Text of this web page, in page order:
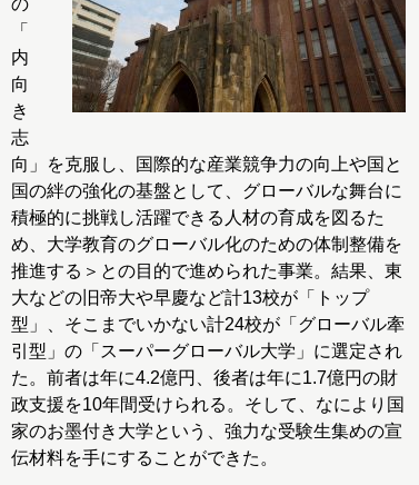
の
「
内
向
き
志
向」を克服し、国際的な産業競争力の向上や国と
国の絆の強化の基盤として、グローバルな舞台に
積極的に挑戦し活躍できる人材の育成を図るた
め、大学教育のグローバル化のための体制整備を
推進する＞との目的で進められた事業。結果、東
大などの旧帝大や早慶など計13校が「トップ
型」、そこまでいかない計24校が「グローバル牽
引型」の「スーパーグローバル大学」に選定され
た。前者は年に4.2億円、後者は年に1.7億円の財
政支援を10年間受けられる。そして、なにより国
家のお墨付き大学という、強力な受験生集めの宣
伝材料を手にすることができた。